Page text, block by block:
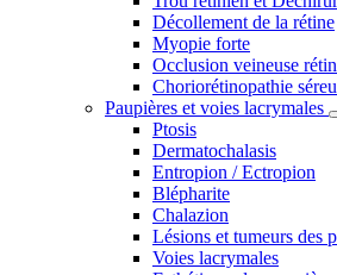
Décollement de la rétine
Myopie forte
Occlusion veineuse
Choriorétinopathie
Paupières et voies lacrymales
Ptosis
Dermatochalasis
Entropion / Ectropion
Blépharite
Chalazion
Lésions et tumeurs des
Voies lacrymales